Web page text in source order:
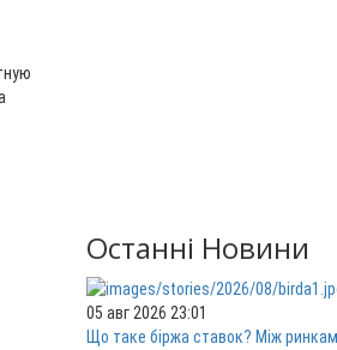
Останні Новини
05 авг 2026 23:01
Що таке біржа ставок? Між